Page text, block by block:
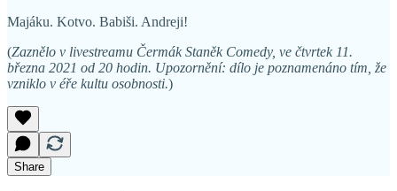
Majáku. Kotvo. Babiši. Andreji!
(Zaznělo v livestreamu Čermák Staněk Comedy, ve čtvrtek 11.
března 2021 od 20 hodin. Upozornění: dílo je poznamenáno tím, že
vzniklo v éře kultu osobnosti.)
Share